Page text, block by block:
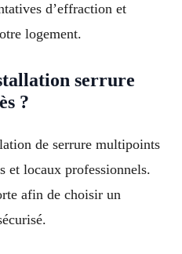
d’effraction et
logement.
serrure
?
de serrure multipoints
et locaux professionnels.
afin de choisir un